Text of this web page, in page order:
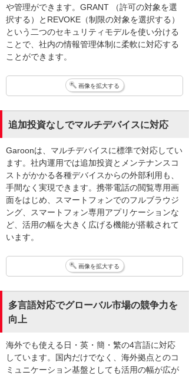
や管理ができます。GRANT （許可の対象を選
択する）とREVOKE（制限の対象を選択する）
という二つのセキュリティモデルを使い分ける
ことで、社内の情報管理体制に柔軟に対応する
ことができます。
画像を拡大する
追加投資なしでマルチデバイスに対応
Garoonは、マルチデバイスに標準で対応してい
ます。社内運用では追加投資とメンテナンスコ
ストがかかる各種デバイスからの外部利用も、
手間なく実現できます。携帯電話の閲覧専用画
面をはじめ、スマートフォンでのフルブラウジ
ング、スマートフォン専用アプリケーションな
ど、活用の幅を大きく広げる機能が搭載されて
います。
画像を拡大する
多言語対応でグローバル市場の競争力を
向上
海外でも使える日・英・簡・繁の4言語に対応
しています。国内だけでなく、海外拠点とのコ
ミュニケーション基盤としても活用の幅が広が